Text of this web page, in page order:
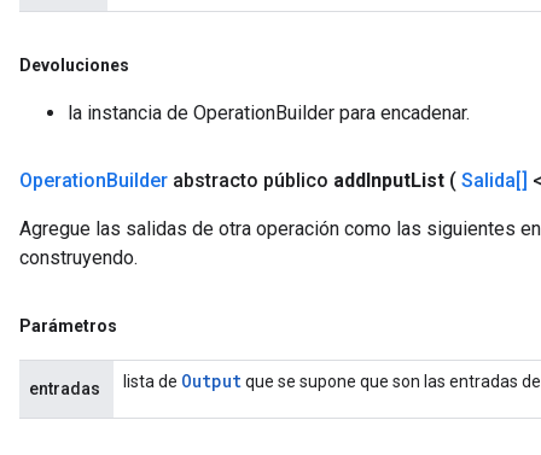
Devoluciones
la instancia de OperationBuilder para encadenar.
OperationBuilder abstracto público addInputList ( Salida[]
Agregue las salidas de otra operación como las siguientes
construyendo.
Parámetros
entradas lista de Outputque se supone que son las entradas